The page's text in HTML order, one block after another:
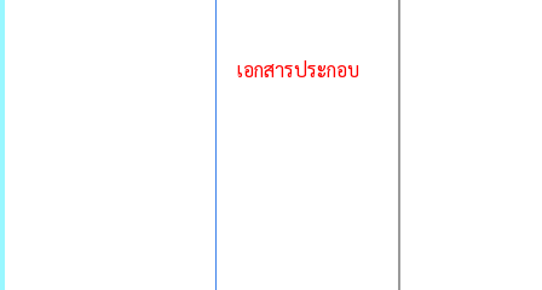
เอกสารประกอบ